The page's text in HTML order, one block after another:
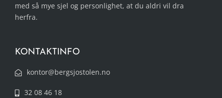
med så mye sjel og personlighet, at du aldri vil dra
herfra.
KONTAKTINFO
kontor@bergsjostolen.no
32 08 46 18